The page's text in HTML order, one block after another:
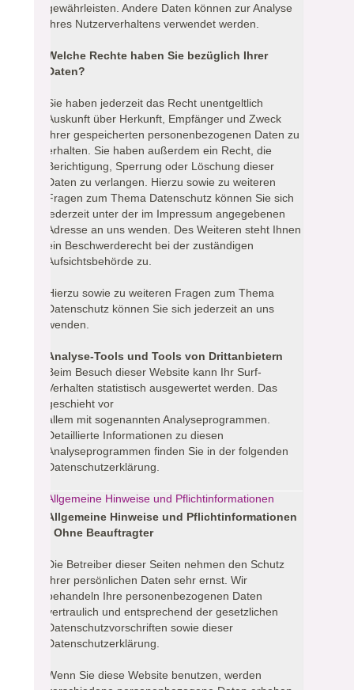
gewährleisten. Andere Daten können zur Analyse
Ihres Nutzerverhaltens verwendet werden.
Welche Rechte haben Sie bezüglich Ihrer
Daten?
Sie haben jederzeit das Recht unentgeltlich
Auskunft über Herkunft, Empfänger und Zweck
Ihrer gespeicherten personenbezogenen Daten zu
erhalten. Sie haben außerdem ein Recht, die
Berichtigung, Sperrung oder Löschung dieser
Daten zu verlangen. Hierzu sowie zu weiteren
Fragen zum Thema Datenschutz können Sie sich
jederzeit unter der im Impressum angegebenen
Adresse an uns wenden. Des Weiteren steht Ihnen
ein Beschwerderecht bei der zuständigen
Aufsichtsbehörde zu.
Hierzu sowie zu weiteren Fragen zum Thema
Datenschutz können Sie sich jederzeit an uns
wenden.
Analyse-Tools und Tools von Drittanbietern
Beim Besuch dieser Website kann Ihr Surf-
Verhalten statistisch ausgewertet werden. Das
geschieht vor
allem mit sogenannten Analyseprogrammen.
Detaillierte Informationen zu diesen
Analyseprogrammen finden Sie in der folgenden
Datenschutzerklärung.
Allgemeine Hinweise und Pflichtinformationen
Allgemeine Hinweise und Pflichtinformationen
- Ohne Beauftragter
Die Betreiber dieser Seiten nehmen den Schutz
Ihrer persönlichen Daten sehr ernst. Wir
behandeln Ihre personenbezogenen Daten
vertraulich und entsprechend der gesetzlichen
Datenschutzvorschriften sowie dieser
Datenschutzerklärung.
Wenn Sie diese Website benutzen, werden